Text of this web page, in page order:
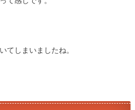
てしまいましたね。